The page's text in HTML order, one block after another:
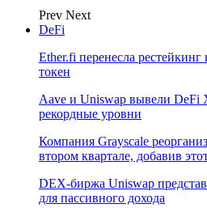
Prev Next
DeFi
Ether.fi перенесла
токен
Aave и Uniswap вывели DeFi
рекордные уровни
Компания Grayscale
втором квартале, добавив
DEX-биржа Uniswap
для пассивного дохода